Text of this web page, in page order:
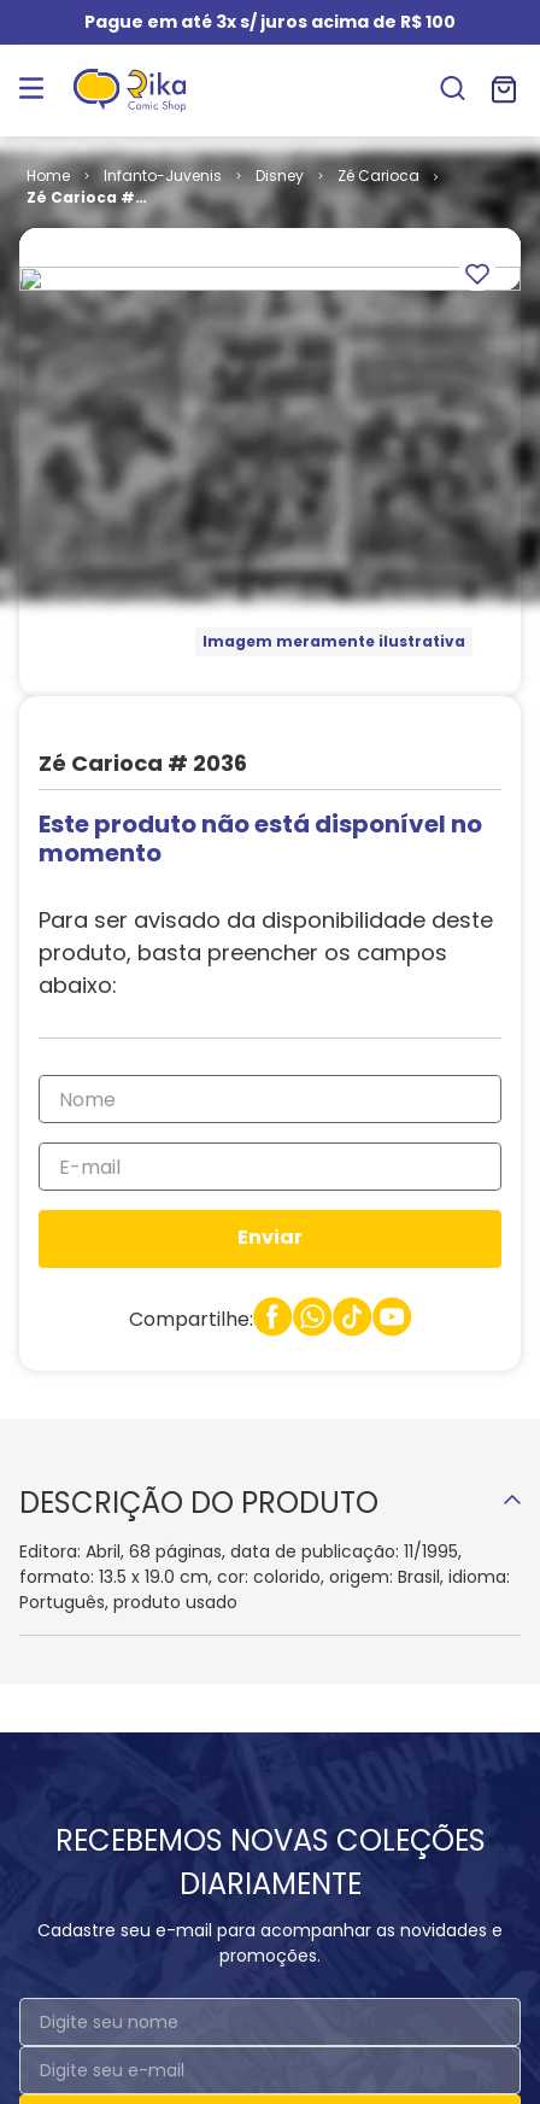
Pague em até 3x s/ juros acima de R$ 100
Infanto-Juvenis Disney
Zé Carioca
Zé Carioca #
2036
Imagem meramente ilustrativa
Zé Carioca # 2036
Este produto não está disponível no
momento
Para ser avisado da disponibilidade deste
produto, basta preencher os campos
abaixo:
Enviar
Compartilhe:
DESCRIÇÃO DO PRODUTO
Editora: Abril, 68 páginas, data de publicação: 11/1995,
formato: 13.5 x 19.0 cm, cor: colorido, origem: Brasil, idioma:
Português, produto usado
RECEBEMOS NOVAS COLEÇÕES
DIARIAMENTE
Cadastre seu e-mail para acompanhar as novidades e
promoções.